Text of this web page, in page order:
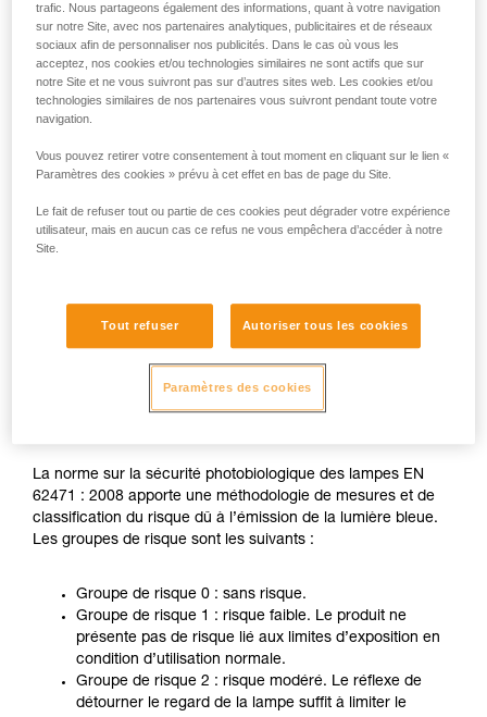
En cas d’exposition directe, répétée et à forte puissance, la
lumière bleue peut occasionner des dommages pour l’œil :
effet toxique sur la rétine, effet aggravant de la
dégénérescence maculaire, éblouissement. Ces risques
plus grande sensibilité à la lumière bleue.
risques, même s'ils sont
minimes pour un usage normal
ses lampes frontales.
Les groupes de risque
La norme sur la sécurité photobiologique des lampes EN
62471 : 2008 apporte une méthodologie de mesures et de
classification du risque dû à l’émission de la lumière bleue.
Les groupes de risque sont les suivants :
Groupe de risque 0 : sans risque.
Groupe de risque 1 : risque faible. Le produit ne
présente pas de risque lié aux limites d’exposition en
condition d’utilisation normale.
Groupe de risque 2 : risque modéré. Le réflexe de
détourner le regard de la lampe suffit à limiter le
trafic. Nous partageons également des informations, quant à votre navigation
sur notre Site, avec nos partenaires analytiques, publicitaires et de réseaux
sociaux afin de personnaliser nos publicités. Dans le cas où vous les
acceptez, nos cookies et/ou technologies similaires ne sont actifs que sur
notre Site et ne vous suivront pas sur d’autres sites web. Les cookies et/ou
technologies similaires de nos partenaires vous suivront pendant toute votre
navigation.
Vous pouvez retirer votre consentement à tout moment en cliquant sur le lien «
Paramètres des cookies » prévu à cet effet en bas de page du Site.
Le fait de refuser tout ou partie de ces cookies peut dégrader votre expérience
utilisateur, mais en aucun cas ce refus ne vous empêchera d’accéder à notre
Site.
Tout refuser Autoriser tous les cookies
Paramètres des cookies